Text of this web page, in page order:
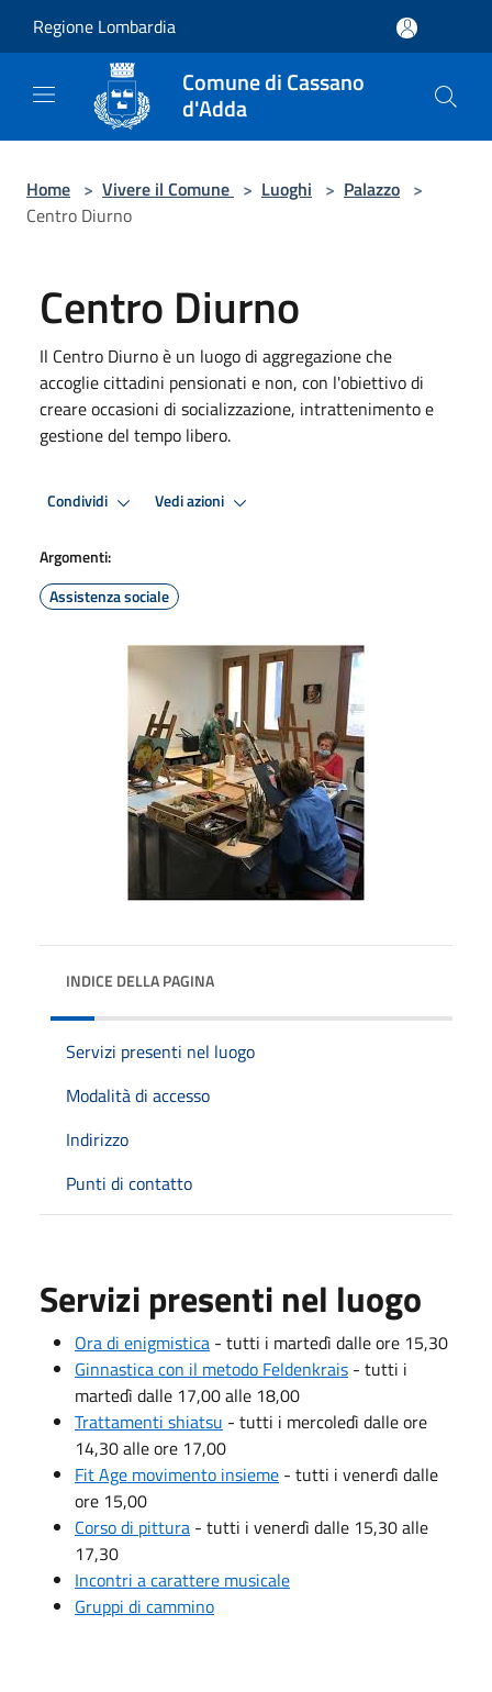
Regione Lombardia
Comune di Cassano
d'Adda
Home > Vivere il Comune > Luoghi > Palazzo >
Centro Diurno
Centro Diurno
Il Centro Diurno è un luogo di aggregazione che
accoglie cittadini pensionati e non, con l'obiettivo di
creare occasioni di socializzazione, intrattenimento e
gestione del tempo libero.
Condividi Vedi azioni
Argomenti:
Assistenza sociale
INDICE DELLA PAGINA
Servizi presenti nel luogo
Modalità di accesso
Indirizzo
Punti di contatto
Servizi presenti nel luogo
Ora di enigmistica - tutti i martedì dalle ore 15,30
Ginnastica con il metodo Feldenkrais - tutti i
martedì dalle 17,00 alle 18,00
Trattamenti shiatsu - tutti i mercoledì dalle ore
14,30 alle ore 17,00
Fit Age movimento insieme - tutti i venerdì dalle
ore 15,00
Corso di pittura - tutti i venerdì dalle 15,30 alle
17,30
Incontri a carattere musicale
Gruppi di cammino